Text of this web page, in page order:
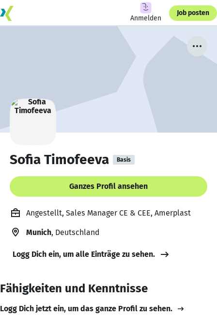
Anmelden
Job posten
Sofia Timofeeva Basis
Ganzes Profil ansehen
Angestellt, Sales Manager CE & CEE, Amerplast
Munich, Deutschland
Logg Dich ein, um alle Einträge zu sehen.
Fähigkeiten und Kenntnisse
Logg Dich jetzt ein, um das ganze Profil zu sehen.